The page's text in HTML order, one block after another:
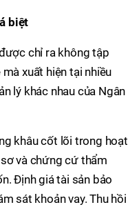
biệt
chỉ ra không tập
xuất hiện tại nhiều
lý khác nhau của Ngân
khâu cốt lõi trong hoạt
và chứng cứ thẩm
Định giá tài sản bảo
sát khoản vay. Thu hồi